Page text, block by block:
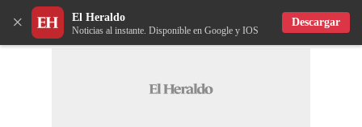
× El Heraldo
Noticias al instante. Disponible en Google y IOS
Descargar